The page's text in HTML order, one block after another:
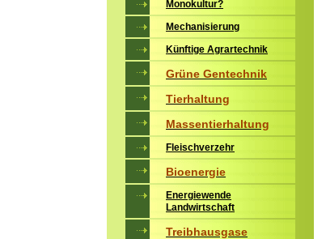
Monokultur?
Mechanisierung
Künftige Agrartechnik
Grüne Gentechnik
Tierhaltung
Massentierhaltung
Fleischverzehr
Bioenergie
Energiewende
Landwirtschaft
Treibhausgase